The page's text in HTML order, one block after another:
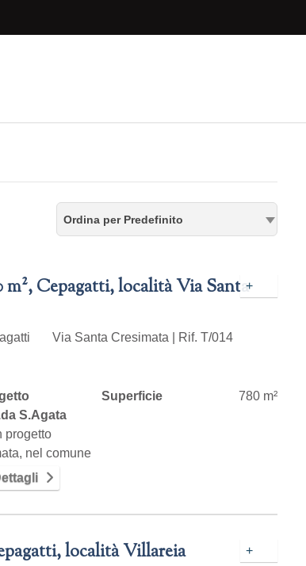
Ordina per Predefinito
+
Cepagatti, località Via Santa
Via Santa Cresimata | Rif. T/014
S.Agata
progetto
nel comune
Superficie 780 m²
+
località Villareia